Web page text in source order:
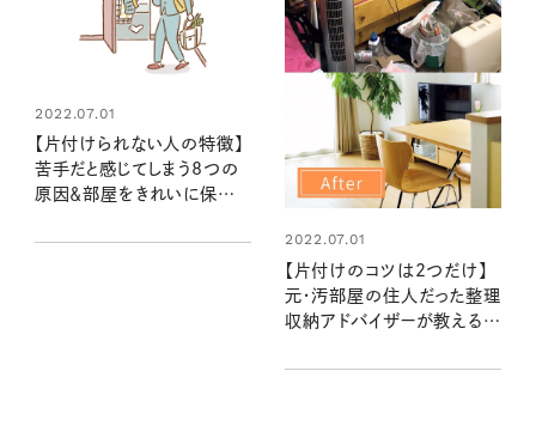
2022.07.01
【片付けられない人の特徴】
苦手だと感じてしまう8つの
原因＆部屋をきれいに保つ
2022.07.01
【片付けのコツは2つだけ】
元・汚部屋の住人だった整理
収納アドバイザーが教える